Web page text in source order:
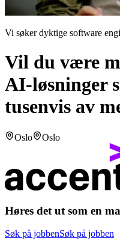
Vi søker dyktige software
Vil du være
AI-løsninger
tusenvis av
Oslo Oslo
Høres det ut som en
Søk på jobbenSøk på jobben